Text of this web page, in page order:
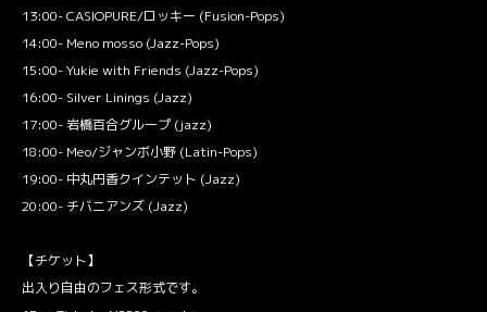
13:00- CASIOPURE/ロッキー (Fusion-Pops)
14:00- Meno mosso (Jazz-Pops)
15:00- Yukie with Friends (Jazz-Pops)
16:00- Silver Linings (Jazz)
17:00- 岩橋百合グループ (jazz)
18:00- Meo/ジャンボ小野 (Latin-Pops)
19:00- 中丸円香クインテット (Jazz)
20:00- チバニアンズ (Jazz)
【チケット】
出入り自由のフェス形式です。